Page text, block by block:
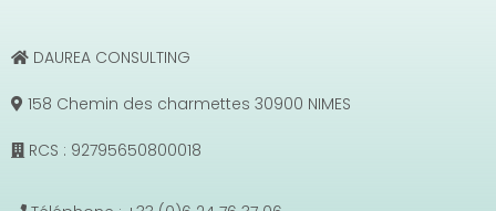
DAUREA CONSULTING
158 Chemin des charmettes 30900 NIMES
RCS : 92795650800018